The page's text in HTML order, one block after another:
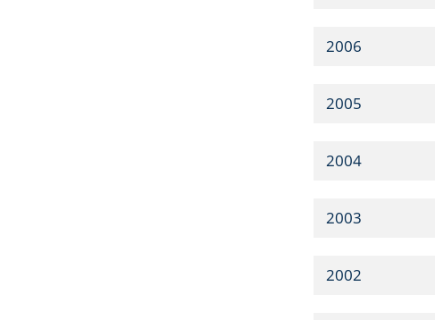
2006
2005
2004
2003
2002